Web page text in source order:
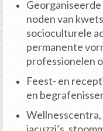
noden van
socioculturele
permanente
professionelen
Feest- en
en
Wellnesscentra,